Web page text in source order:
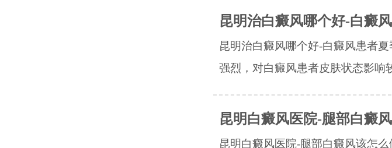
昆明治白癜风哪个好-白癜
昆明治白癜风哪个好-白癜风患者
强烈，对白癜风患者皮肤状态影响
昆明白癜风医院-腿部白癜
昆明白癜风医院-腿部白癜风该怎